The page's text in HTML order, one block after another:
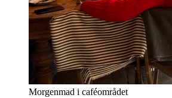
Morgenmad i caféområdet